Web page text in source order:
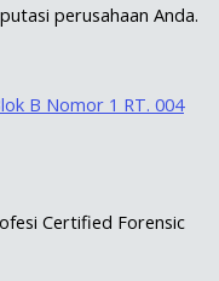
perusahaan Anda.
B Nomor 1 RT. 004
Certified Forensic